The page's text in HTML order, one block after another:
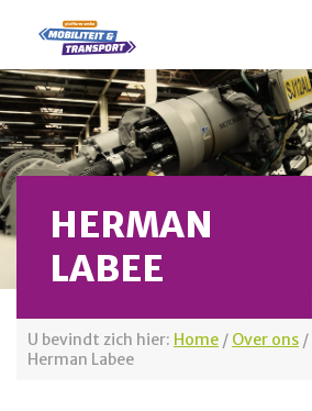
HERMAN
LABEE
U bevindt zich hier: Home / Over ons /
Herman Labee